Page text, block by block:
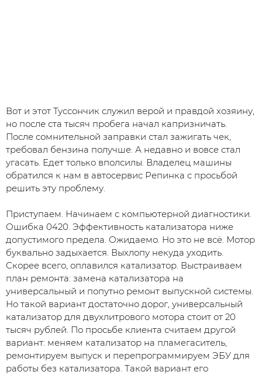
Вот и этот Туссончик служил верой и правдой хозяину,
но после ста тысяч пробега начал капризничать.
После сомнительной заправки стал зажигать чек,
требовал бензина получше. А недавно и вовсе стал
угасать. Едет только вполсилы. Владелец машины
обратился к нам в автосервис Репинка с просьбой
решить эту проблему.
Приступаем. Начинаем с компьютерной диагностики.
Ошибка 0420. Эффективность катализатора ниже
допустимого предела. Ожидаемо. Но это не всё. Мотор
буквально задыхается. Выхлопу некуда уходить.
Скорее всего, оплавился катализатор. Выстраиваем
план ремонта: замена катализатора на
универсальный и попутно ремонт выпускной системы.
Но такой вариант достаточно дорог, универсальный
катализатор для двухлитрового мотора стоит от 20
тысяч рублей. По просьбе клиента считаем другой
вариант: меняем катализатор на пламегаситель,
ремонтируем выпуск и перепрограммируем ЭБУ для
работы без катализатора. Такой вариант его